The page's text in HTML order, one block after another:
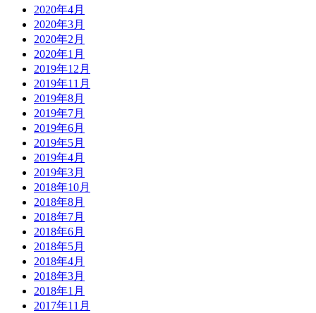
2020年4月
2020年3月
2020年2月
2020年1月
2019年12月
2019年11月
2019年8月
2019年7月
2019年6月
2019年5月
2019年4月
2019年3月
2018年10月
2018年8月
2018年7月
2018年6月
2018年5月
2018年4月
2018年3月
2018年1月
2017年11月